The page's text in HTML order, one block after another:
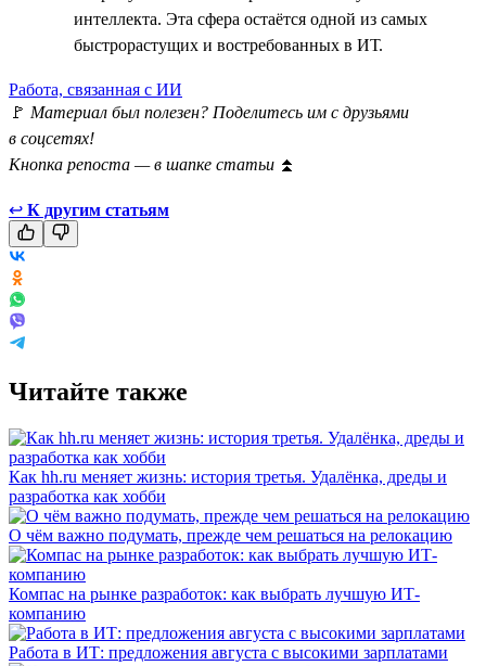
интеллекта. Эта сфера остаётся одной из самых
быстрорастущих и востребованных в ИТ.
Работа, связанная с ИИ
🚩 Материал был полезен? Поделитесь им с друзьями
в соцсетях!
Кнопка репоста — в шапке статьи ⏫
↩ К другим статьям
Читайте также
Как hh.ru меняет жизнь: история третья. Удалёнка, дреды и
разработка как хобби
О чём важно подумать, прежде чем решаться на релокацию
Компас на рынке разработок: как выбрать лучшую ИТ-
компанию
Работа в ИТ: предложения августа с высокими зарплатами